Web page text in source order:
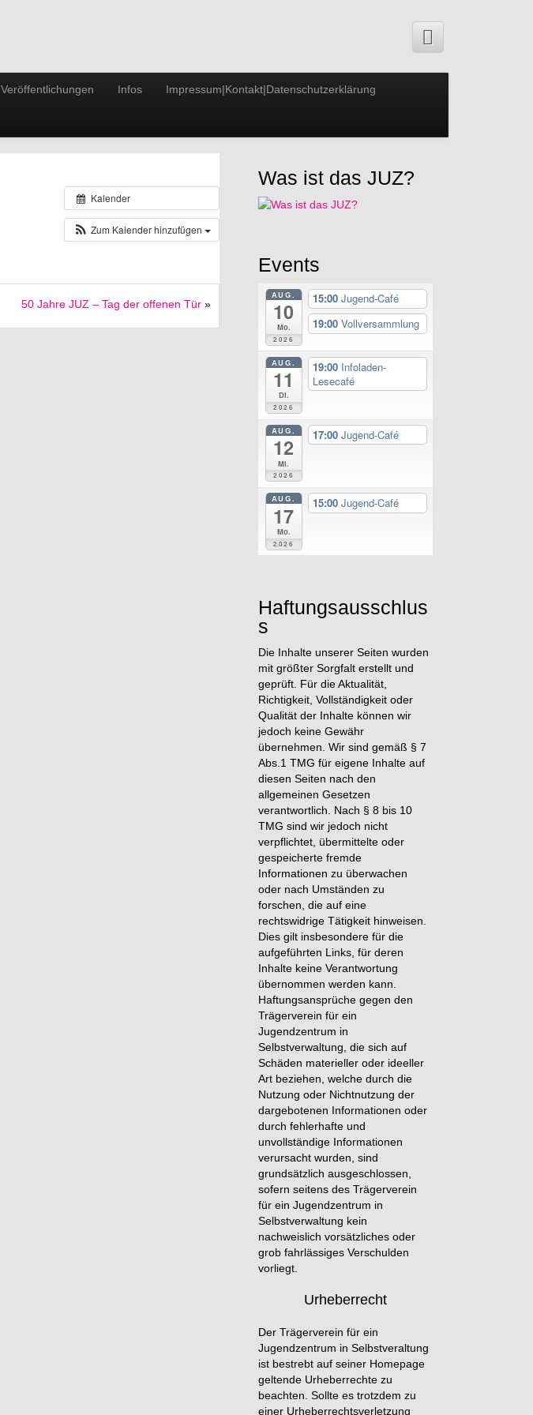
Veröffentlichungen Infos Impressum|Kontakt|Datenschutzerklärung
Kalender
Zum Kalender hinzufügen
50 Jahre JUZ – Tag der offenen Tür »
Was ist das JUZ?
Events
AUG.
10
Mo.
2026
15:00 Jugend-Café
19:00 Vollversammlung
AUG.
11
Di.
2026
19:00 Infoladen-
Lesecafé
AUG.
12
Mi.
2026
17:00 Jugend-Café
AUG.
17
Mo.
2026
15:00 Jugend-Café
Haftungsausschlus
s
Die Inhalte unserer Seiten wurden
mit größter Sorgfalt erstellt und
geprüft. Für die Aktualität,
Richtigkeit, Vollständigkeit oder
Qualität der Inhalte können wir
jedoch keine Gewähr
übernehmen. Wir sind gemäß § 7
Abs.1 TMG für eigene Inhalte auf
diesen Seiten nach den
allgemeinen Gesetzen
verantwortlich. Nach § 8 bis 10
TMG sind wir jedoch nicht
verpflichtet, übermittelte oder
gespeicherte fremde
Informationen zu überwachen
oder nach Umständen zu
forschen, die auf eine
rechtswidrige Tätigkeit hinweisen.
Dies gilt insbesondere für die
aufgeführten Links, für deren
Inhalte keine Verantwortung
übernommen werden kann.
Haftungsansprüche gegen den
Trägerverein für ein
Jugendzentrum in
Selbstverwaltung, die sich auf
Schäden materieller oder ideeller
Art beziehen, welche durch die
Nutzung oder Nichtnutzung der
dargebotenen Informationen oder
durch fehlerhafte und
unvollständige Informationen
verursacht wurden, sind
grundsätzlich ausgeschlossen,
sofern seitens des Trägerverein
für ein Jugendzentrum in
Selbstverwaltung kein
nachweislich vorsätzliches oder
grob fahrlässiges Verschulden
vorliegt.
Urheberrecht
Der Trägerverein für ein
Jugendzentrum in Selbstveraltung
ist bestrebt auf seiner Homepage
geltende Urheberrechte zu
beachten. Sollte es trotzdem zu
einer Urheberrechtsverletzung